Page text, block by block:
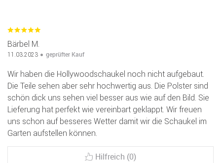
Bärbel M.
11.03.2023 geprüfter Kauf
Wir haben die Hollywoodschaukel noch nicht aufgebaut.
Die Teile sehen aber sehr hochwertig aus. Die Polster sind
schön dick uns sehen viel besser aus wie auf den Bild. Sie
Lieferung hat perfekt wie vereinbart geklappt. Wir freuen
uns schon auf besseres Wetter damit wir die Schaukel im
Garten aufstellen können.
Hilfreich (0)